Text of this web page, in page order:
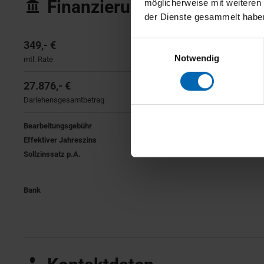
möglicherweise mit
der Dienste gesammelt
Notwendig
Finanzierung
349,- €
mtl. Rate
27.876,- €
Darlehensgesamtbetrag
26.623,- €
Bearbeitungsgebühr
Effektiver Jahreszins
Sollzinssatz p.A.
Bank